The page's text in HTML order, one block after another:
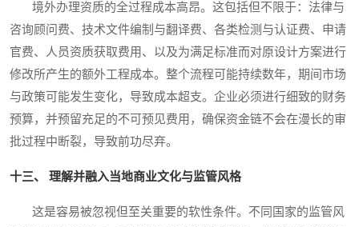
境外办理资质的全过程成本高昂。这包括但不限于：法律与
咨询顾问费、技术文件编制与翻译费、各类检测与认证费、申请
官费、人员资质获取费用、以及为满足标准而对原设计方案进行
修改所产生的额外工程成本。整个流程可能持续数年，期间市场
与政策可能发生变化，导致成本超支。企业必须进行细致的财务
预算，并预留充足的不可预见费用，确保资金链不会在漫长的审
批过程中断裂，导致前功尽弃。
十三、 理解并融入当地商业文化与监管风格
这是容易被忽视但至关重要的软性条件。不同国家的监管风